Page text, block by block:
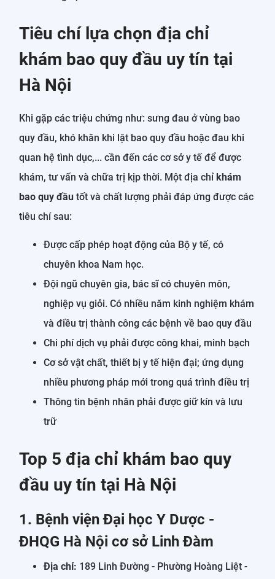
Tiêu chí lựa chọn địa chỉ
khám bao quy đầu uy tín tại
Hà Nội
Khi gặp các triệu chứng như: sưng đau ở vùng bao
quy đầu, khó khăn khi lật bao quy đầu hoặc đau khi
quan hệ tình dục,... cần đến các cơ sở y tế để được
khám, tư vấn và chữa trị kịp thời. Một địa chỉ khám
bao quy đầu tốt và chất lượng phải đáp ứng được các
tiêu chí sau:
Được cấp phép hoạt động của Bộ y tế, có
chuyên khoa Nam học.
Đội ngũ chuyên gia, bác sĩ có chuyên môn,
nghiệp vụ giỏi. Có nhiều năm kinh nghiệm khám
và điều trị thành công các bệnh về bao quy đầu
Chi phí dịch vụ phải được công khai, minh bạch
Cơ sở vật chất, thiết bị y tế hiện đại; ứng dụng
nhiều phương pháp mới trong quá trình điều trị
Thông tin bệnh nhân phải được giữ kín và lưu
trữ
Top 5 địa chỉ khám bao quy
đầu uy tín tại Hà Nội
1. Bệnh viện Đại học Y Dược -
ĐHQG Hà Nội cơ sở Linh Đàm
Địa chỉ: 189 Linh Đường - Phường Hoàng Liệt -